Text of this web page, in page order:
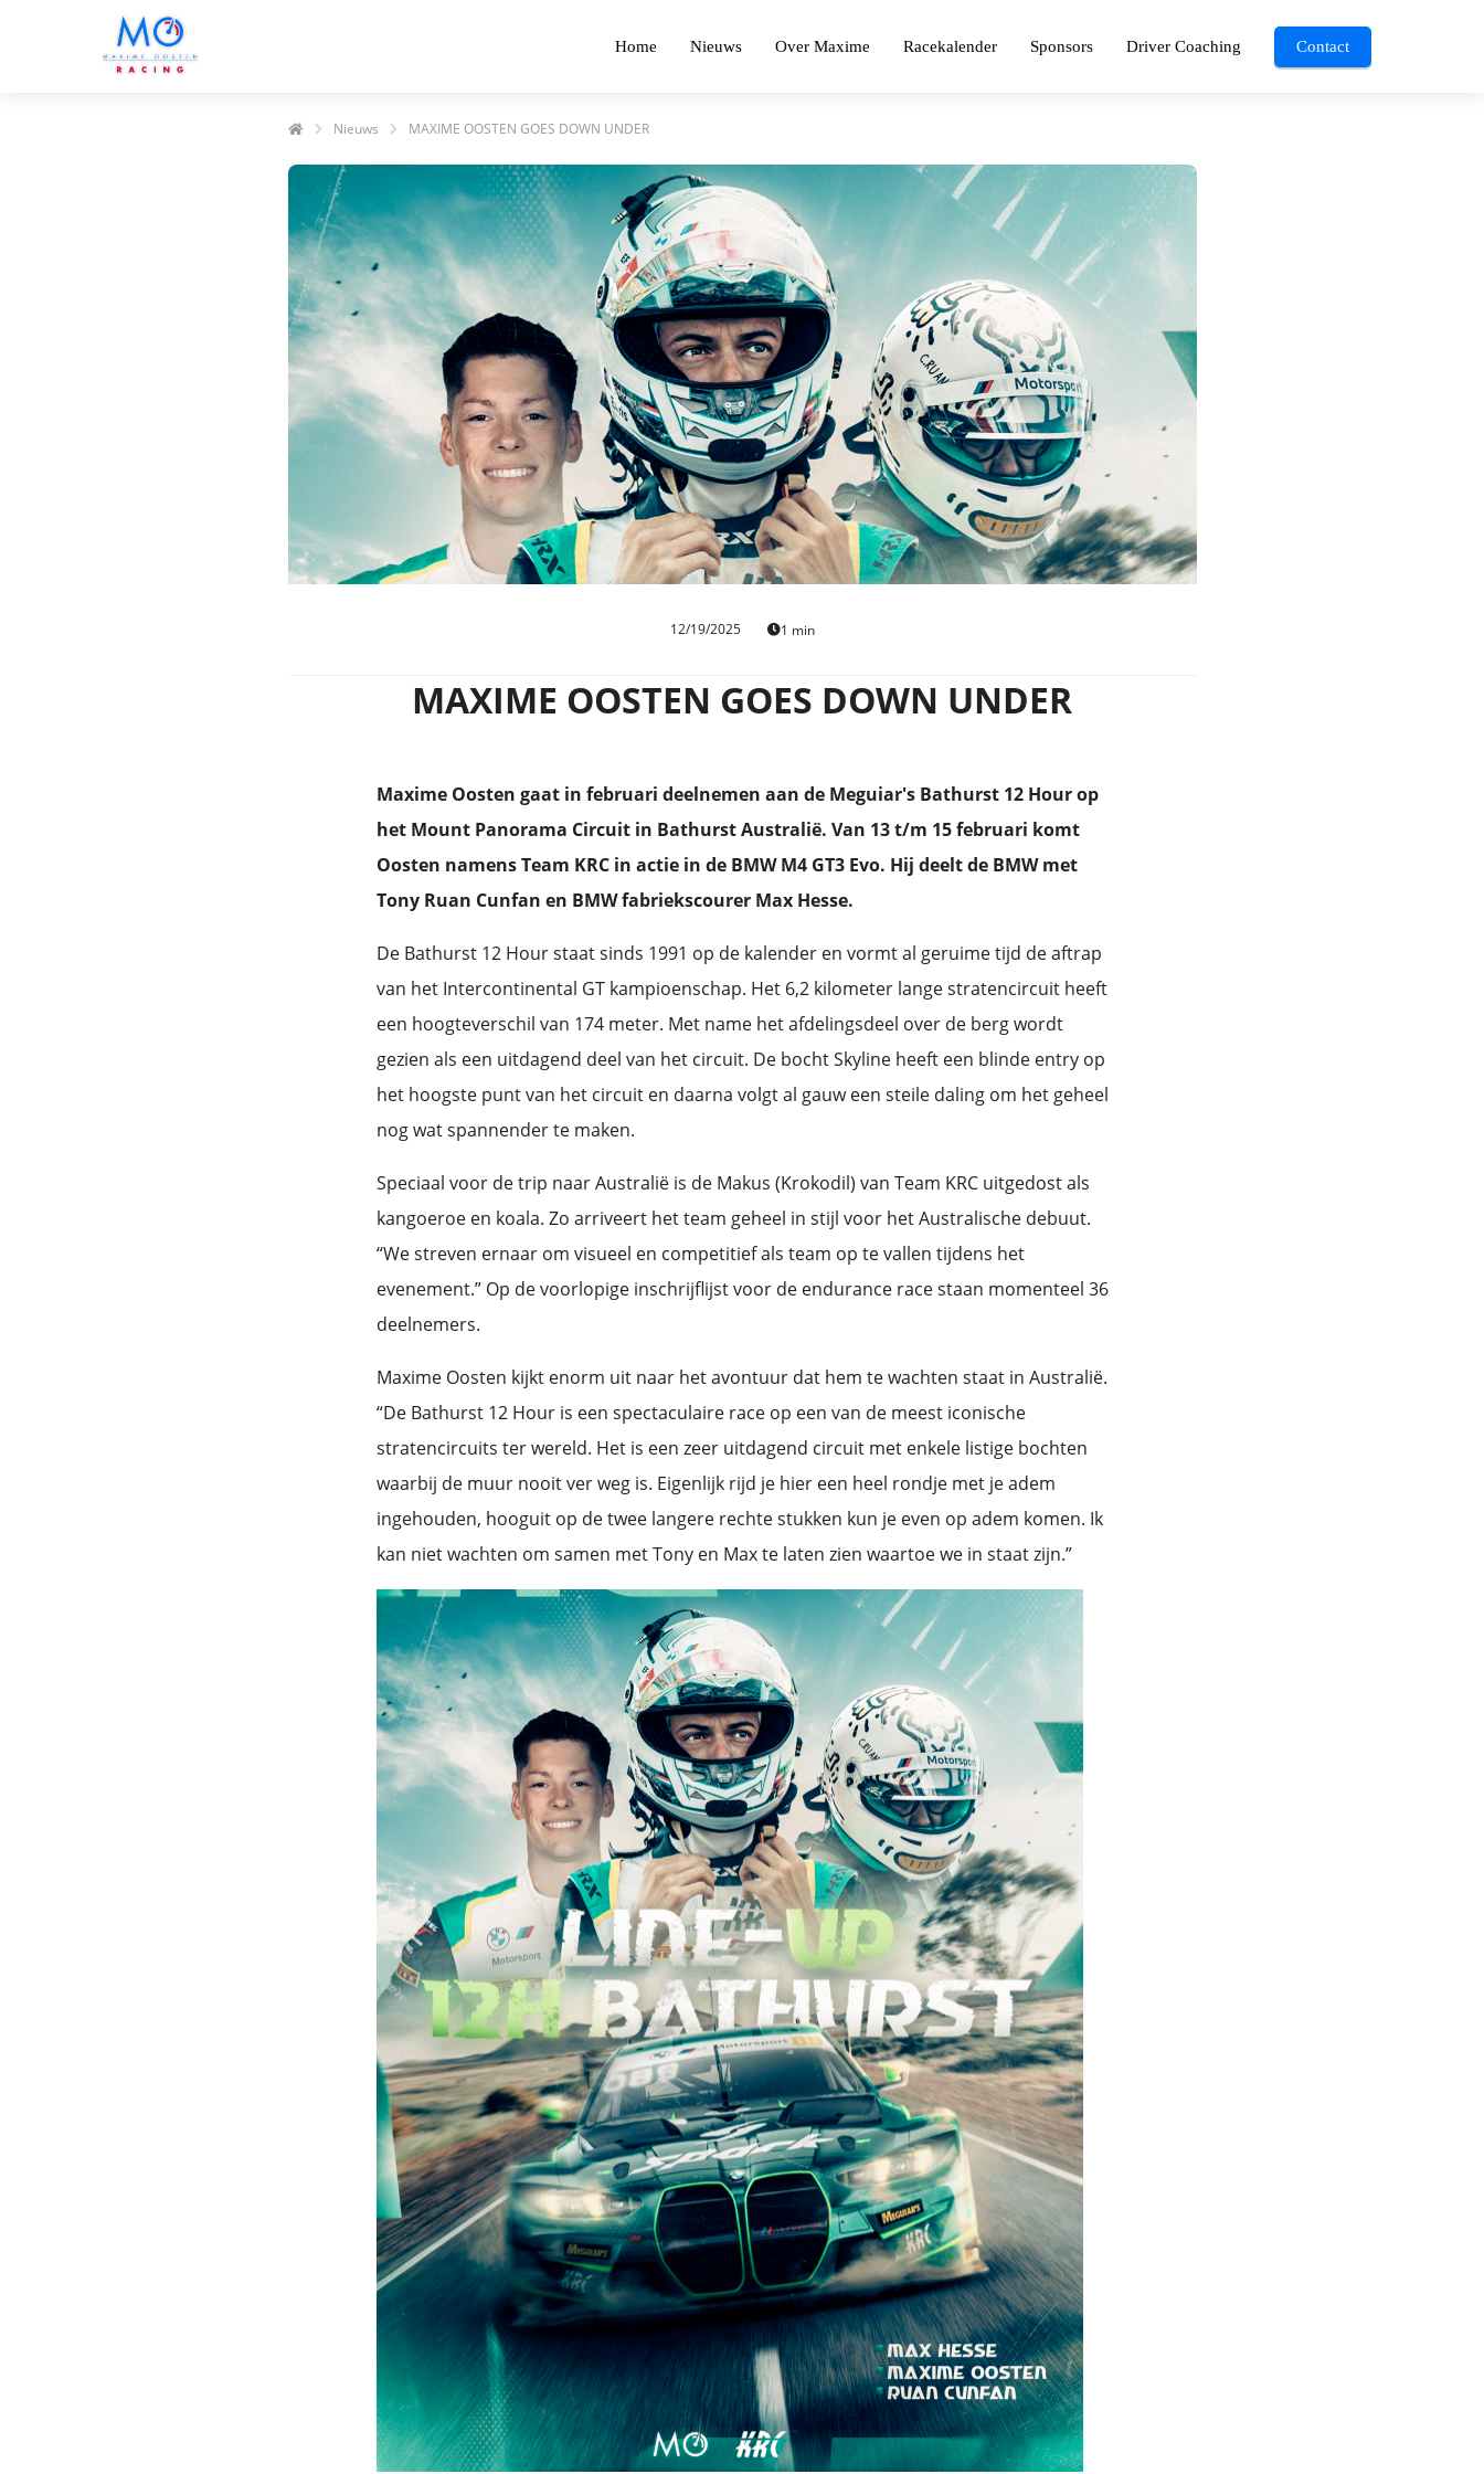
Home Nieuws Over Maxime Racekalender Sponsors Driver Coaching Contact
Nieuws MAXIME OOSTEN GOES DOWN UNDER
12/19/2025 1 min
MAXIME OOSTEN GOES DOWN UNDER
Maxime Oosten gaat in februari deelnemen aan de Meguiar's Bathurst 12 Hour op
het Mount Panorama Circuit in Bathurst Australië. Van 13 t/m 15 februari komt
Oosten namens Team KRC in actie in de BMW M4 GT3 Evo. Hij deelt de BMW met
Tony Ruan Cunfan en BMW fabriekscourer Max Hesse.
De Bathurst 12 Hour staat sinds 1991 op de kalender en vormt al geruime tijd de aftrap
van het Intercontinental GT kampioenschap. Het 6,2 kilometer lange stratencircuit heeft
een hoogteverschil van 174 meter. Met name het afdelingsdeel over de berg wordt
gezien als een uitdagend deel van het circuit. De bocht Skyline heeft een blinde entry op
het hoogste punt van het circuit en daarna volgt al gauw een steile daling om het geheel
nog wat spannender te maken.
Speciaal voor de trip naar Australië is de Makus (Krokodil) van Team KRC uitgedost als
kangoeroe en koala. Zo arriveert het team geheel in stijl voor het Australische debuut.
“We streven ernaar om visueel en competitief als team op te vallen tijdens het
evenement.” Op de voorlopige inschrijflijst voor de endurance race staan momenteel 36
deelnemers.
Maxime Oosten kijkt enorm uit naar het avontuur dat hem te wachten staat in Australië.
“De Bathurst 12 Hour is een spectaculaire race op een van de meest iconische
stratencircuits ter wereld. Het is een zeer uitdagend circuit met enkele listige bochten
waarbij de muur nooit ver weg is. Eigenlijk rijd je hier een heel rondje met je adem
ingehouden, hooguit op de twee langere rechte stukken kun je even op adem komen. Ik
kan niet wachten om samen met Tony en Max te laten zien waartoe we in staat zijn.”